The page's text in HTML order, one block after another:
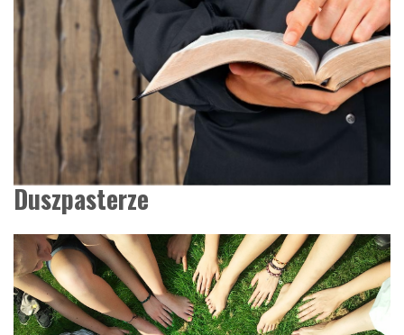
Duszpasterze